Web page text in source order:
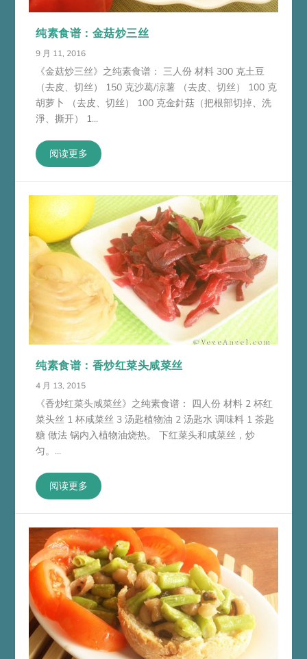
纯素食谱：金菇炒三丝
9 月 11, 2016
《金菇炒三丝》之纯素食谱： 三人份 材料 300 克土豆
（去皮、切丝） 150 克沙葛/涼薯 （去皮、切丝） 100 克
胡萝卜 （去皮、切丝） 100 克金針菇（把根部切掉、洗
淨、撕开） 1...
阅读更多
纯素食谱：香炒红菜头咸菜丝
4 月 13, 2015
《香炒红菜头咸菜丝》之纯素食谱： 四人份 材料 2 杯红
菜头丝 1 杯咸菜丝 3 汤匙植物油 2 汤匙水 调味料 1 茶匙
糖 做法 锅内入植物油烧热。 下红菜头和咸菜丝，炒
匀。...
阅读更多